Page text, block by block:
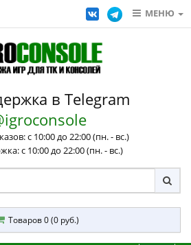
МЕНЮ
в Telegram
с 10:00 до 22:00 (пн. - вс.)
с 10:00 до 22:00 (пн. - вс.)
Товаров 0 (0 руб.)